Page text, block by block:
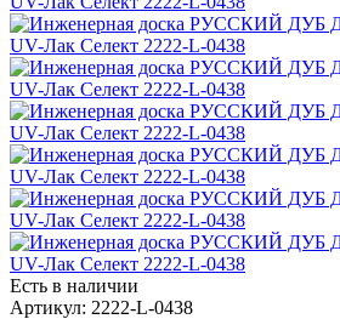
Есть в наличии
Артикул: 2222-L-0438